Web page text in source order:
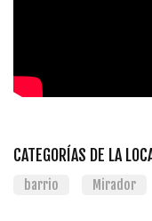
CATEGORÍAS DE LA
barrio Mirador